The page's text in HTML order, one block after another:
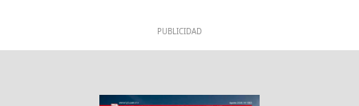
PUBLICIDAD